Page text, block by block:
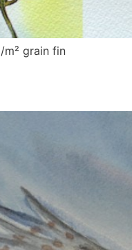
m² grain fin